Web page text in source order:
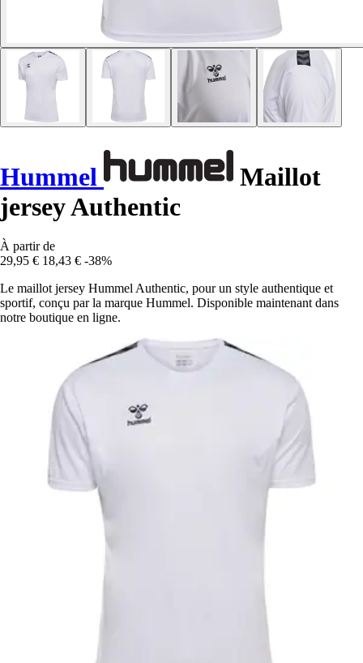
Hummel
Maillot
jersey Authentic
À partir de
29,95 € 18,43 € -38%
Le maillot jersey Hummel Authentic, pour un style authentique et
sportif, conçu par la marque Hummel. Disponible maintenant dans
notre boutique en ligne.